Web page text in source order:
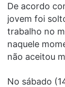
De acordo
jovem foi
trabalho no
naquele
não aceitou
No sábado